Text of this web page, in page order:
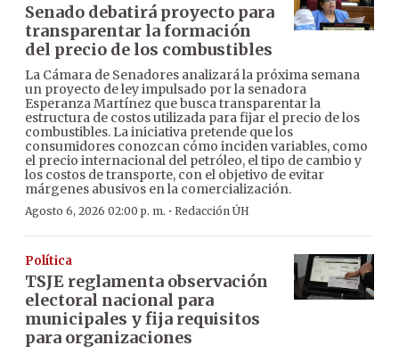
Senado debatirá proyecto para
transparentar la formación
del precio de los combustibles
La Cámara de Senadores analizará la próxima semana
un proyecto de ley impulsado por la senadora
Esperanza Martínez que busca transparentar la
estructura de costos utilizada para fijar el precio de los
combustibles. La iniciativa pretende que los
consumidores conozcan cómo inciden variables, como
el precio internacional del petróleo, el tipo de cambio y
los costos de transporte, con el objetivo de evitar
márgenes abusivos en la comercialización.
Agosto 6, 2026 02:00 p. m. · Redacción ÚH
Política
TSJE reglamenta observación
electoral nacional para
municipales y fija requisitos
para organizaciones